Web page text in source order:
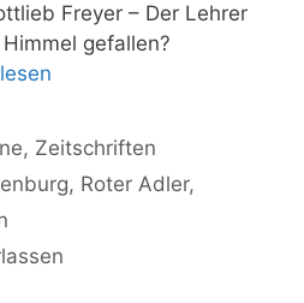
Freyer – Der Lehrer
gefallen?
, Zeitschriften
, Roter Adler,